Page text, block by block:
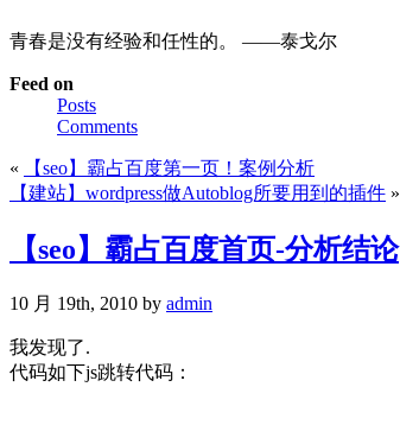
青春是没有经验和任性的。 ——泰戈尔
Feed on
Posts
Comments
«
【seo】霸占百度第一页！案例分析
【建站】wordpress做Autoblog所要用到的插件 »
【seo】霸占百度首页-分析结论
10 月 19th, 2010 by admin
我发现了.
代码如下js跳转代码：